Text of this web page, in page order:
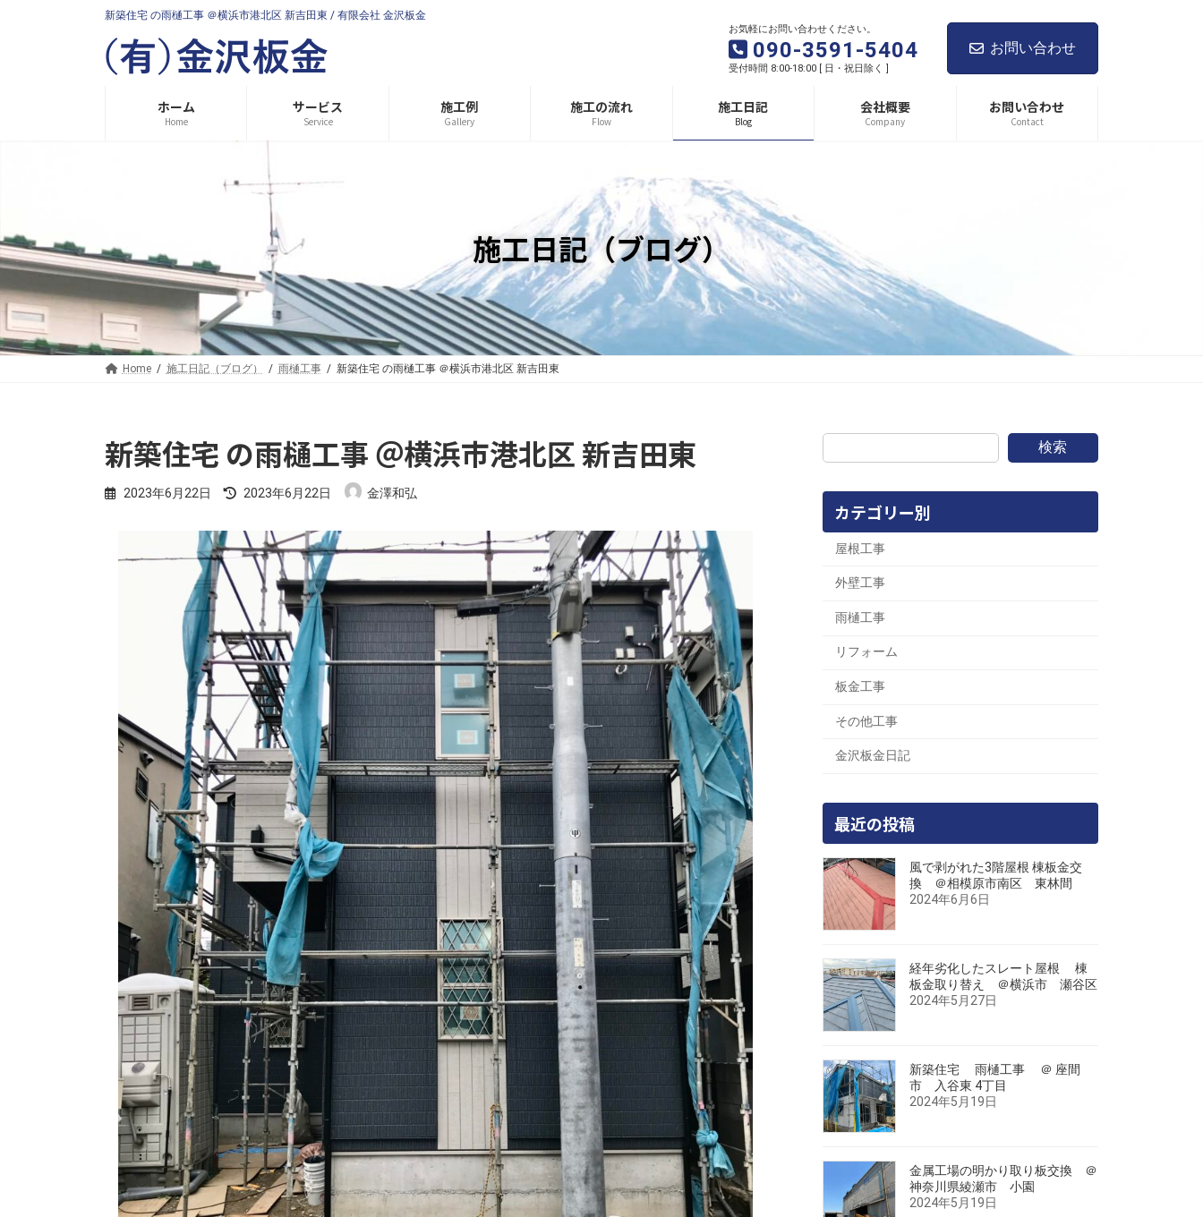
新築住宅 の雨樋工事 ＠横浜市港北区 新吉田東 / 有限会社 金沢板金
お気軽にお問い合わせください。
090-3591-5404
受付時間 8:00-18:00 [ 日・祝日除く ]
お問い合わせ
ホーム
Home
サービス
Service
施工例
Gallery
施工の流れ
Flow
施工日記
Blog
会社概要
Company
お問い合わせ
Contact
施工日記（ブログ）
Home 施工日記（ブログ） 雨樋工事 新築住宅 の雨樋工事 ＠横浜市港北区 新吉田東
新築住宅 の雨樋工事 ＠横浜市港北区 新吉田東
2023年6月22日
最
終
新
日
時
2023年6月22日 金澤和弘
検索
カテゴリー別
屋根工事
外壁工事
雨樋工事
リフォーム
板金工事
その他工事
金沢板金日記
最近の投稿
風で剥がれた3階屋根 棟板金交
換 ＠相模原市南区 東林間
2024年6月6日
経年劣化したスレート屋根 棟
板金取り替え ＠横浜市 瀬谷区
2024年5月27日
新築住宅 雨樋工事 ＠ 座間
市 入谷東 4丁目
2024年5月19日
金属工場の明かり取り板交換 ＠
神奈川県綾瀬市 小園
2024年5月19日